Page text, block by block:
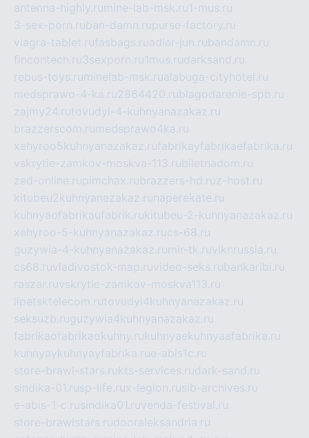
antenna-highly.ru mine-lab-msk.ru1-mus.ru
3-sex-porn.ruban-damn.rupurse-factory.ru
viagra-tablet.rufasbags.ruadler-jun.rubandamn.ru
fincontech.ru3sexporn.ru1mus.rudarksand.ru
rebus-toys.ru minelab-msk.rualabuga-cityhotel.ru
medsprawo-4-ka.ru2864420.rublagodarenie-spb.ru
zajmy24.rutovudyi-4-kuhnyanazakaz.ru
brazzerscom.ru medsprawo4ka.ru
xehyroo5kuhnyanazakaz.rufabrikayfabrikaefabrika.ru
vskrytie-zamkov-moskva-113.rubiletnadom.ru
zed-online.rupimchax.rubrazzers-hd.ruz-host.ru
kitubeu2kuhnyanazakaz.ru naperekate.ru
kuhnyaofabrikaufabrik.rukitubeu-2-kuhnyanazakaz.ru
xehyroo-5-kuhnyanazakaz.rucs-68.ru
guzywia-4-kuhnyanazakaz.ru mir-tk.ruvlknrussia.ru
cs68.ruvladivostok-map.ruvideo-seks.rubankaribi.ru
raszar.ruvskrytie-zamkov-moskva113.ru
lipetsktelecom.rutovudyi4kuhnyanazakaz.ru
seksuzb.ruguzywia4kuhnyanazakaz.ru
fabrikaofabrikaokuhny.rukuhnyaekuhnyaafabrika.ru
kuhnyaykuhnyayfabrika.rue-abis1c.ru
store-brawl-stars.rukts-services.rudark-sand.ru
sindika-01.rusp-life.rux-legion.rusib-archives.ru
e-abis-1-c.rusindika01.ruvenda-festival.ru
store-brawlstars.rudooraleksandria.ru